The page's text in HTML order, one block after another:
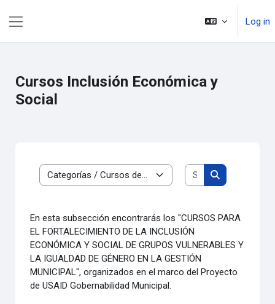
Log in
Cursos Inclusión Económica y
Social
Course categories
Search courses
Search
En esta subsección encontrarás los "CURSOS PARA
EL FORTALECIMIENTO DE LA INCLUSIÓN
ECONÓMICA Y SOCIAL DE GRUPOS VULNERABLES Y
LA IGUALDAD DE GÉNERO EN LA GESTIÓN
MUNICIPAL", organizados en el marco del Proyecto
de USAID Gobernabilidad Municipal.